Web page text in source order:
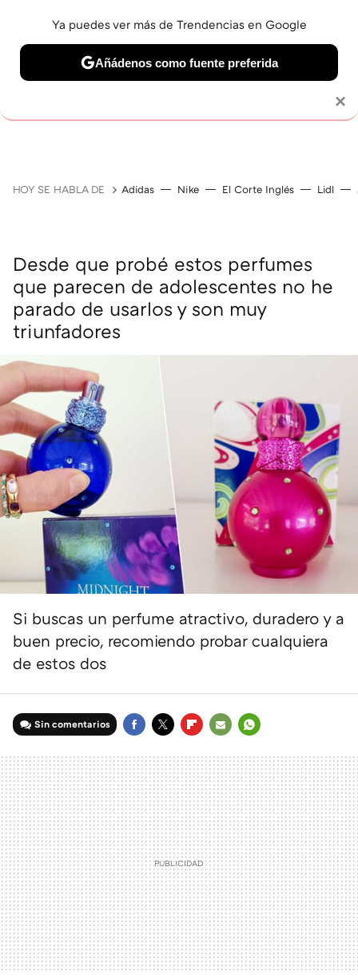
HOY SE HABLA DE Adidas Nike El Corte Inglés Lidl
Desde que probé estos perfumes
que parecen de adolescentes no he
parado de usarlos y son muy
triunfadores
Si buscas un perfume atractivo, duradero y a
buen precio, recomiendo probar cualquiera
de estos dos
Sin comentarios
MAIL
×
Ya puedes ver más de Trendencias en Google
Añádenos como fuente preferida